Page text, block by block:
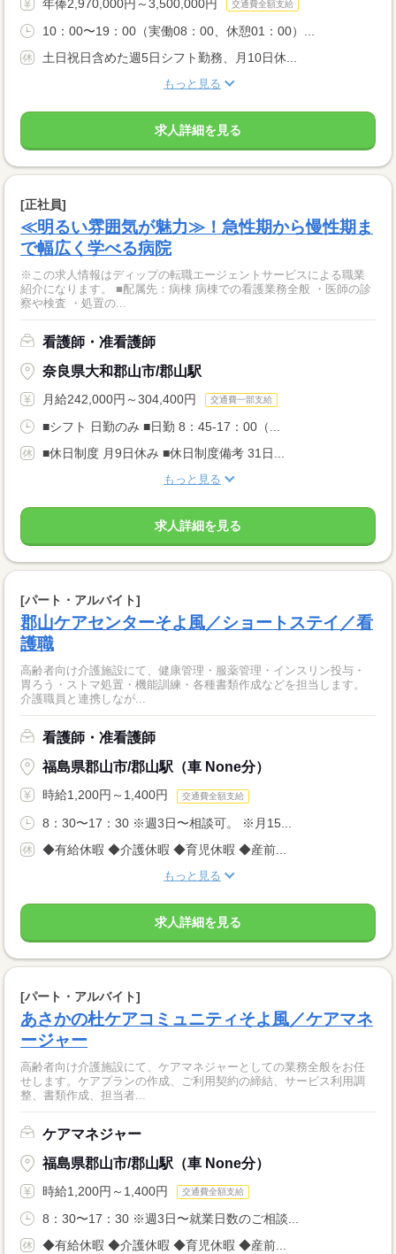
年俸2,970,000円～3,500,000円 交通費全額支給
10：00〜19：00（実働08：00、休憩01：00）...
土日祝日含めた週5日シフト勤務、月10日休...
もっと見る
求人詳細を見る
[正社員]
≪明るい雰囲気が魅力≫！急性期から慢性期ま
で幅広く学べる病院
※この求人情報はディップの転職エージェントサービスによる職業
紹介になります。 ■配属先：病棟 病棟での看護業務全般 ・医師の診
察や検査 ・処置の...
看護師・准看護師
奈良県大和郡山市/郡山駅
月給242,000円～304,400円 交通費一部支給
■シフト 日勤のみ ■日勤 8：45-17：00（...
■休日制度 月9日休み ■休日制度備考 31日...
もっと見る
求人詳細を見る
[パート・アルバイト]
郡山ケアセンターそよ風／ショートステイ／看
護職
高齢者向け介護施設にて、健康管理・服薬管理・インスリン投与・
胃ろう・ストマ処置・機能訓練・各種書類作成などを担当します。
介護職員と連携しなが...
看護師・准看護師
福島県郡山市/郡山駅（車 None分）
時給1,200円～1,400円 交通費全額支給
8：30〜17：30 ※週3日〜相談可。 ※月15...
◆有給休暇 ◆介護休暇 ◆育児休暇 ◆産前...
もっと見る
求人詳細を見る
[パート・アルバイト]
あさかの杜ケアコミュニティそよ風／ケアマネ
ージャー
高齢者向け介護施設にて、ケアマネジャーとしての業務全般をお任
せします。ケアプランの作成、ご利用契約の締結、サービス利用調
整、書類作成、担当者...
ケアマネジャー
福島県郡山市/郡山駅（車 None分）
時給1,200円～1,400円 交通費全額支給
8：30〜17：30 ※週3日〜就業日数のご相談...
◆有給休暇 ◆介護休暇 ◆育児休暇 ◆産前...